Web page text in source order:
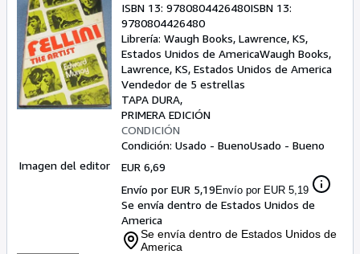
Imagen del editor
ISBN 13: 9780804426480ISBN 13:
9780804426480
Librería: Waugh Books, Lawrence, KS,
Estados Unidos de AmericaWaugh Books,
Lawrence, KS, Estados Unidos de America
Vendedor de 5 estrellas
TAPA DURA
PRIMERA EDICIÓN
CONDICIÓN
Condición: Usado - BuenoUsado - Bueno
EUR 6,69
Envío por EUR 5,19Envío por EUR 5,19
Se envía dentro de Estados Unidos de
America
Se envía dentro de Estados Unidos de
America